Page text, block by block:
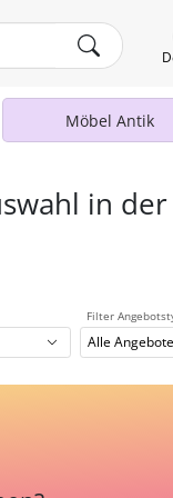
Möbel Antik
in
Filter
Alle Angebote